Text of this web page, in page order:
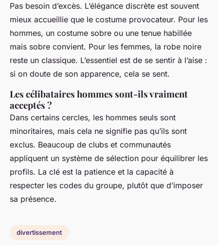
Pas besoin d’excès. L’élégance discrète est souvent
mieux accueillie que le costume provocateur. Pour les
hommes, un costume sobre ou une tenue habillée
mais sobre convient. Pour les femmes, la robe noire
reste un classique. L’essentiel est de se sentir à l’aise :
si on doute de son apparence, cela se sent.
Les célibataires hommes sont-ils vraiment
acceptés ?
Dans certains cercles, les hommes seuls sont
minoritaires, mais cela ne signifie pas qu’ils sont
exclus. Beaucoup de clubs et communautés
appliquent un système de sélection pour équilibrer les
profils. La clé est la patience et la capacité à
respecter les codes du groupe, plutôt que d’imposer
sa présence.
divertissement